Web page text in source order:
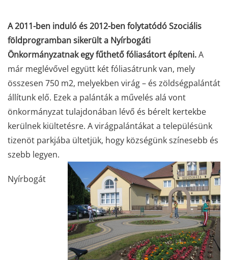
A 2011-ben induló és 2012-ben folytatódó Szociális
földprogramban sikerült a Nyírbogáti
Önkormányzatnak egy fűthető fóliasátort építeni.A
már meglévővel együtt két fóliasátrunk van, mely
összesen 750 m2, melyekben virág – és zöldségpalántát
állítunk elő. Ezek a palánták a művelés alá vont
önkormányzat tulajdonában lévő és bérelt kertekbe
kerülnek kiültetésre. A virágpalántákat a településünk
tizenöt parkjába ültetjük, hogy községünk színesebb és
szebb legyen.
Nyírbogát